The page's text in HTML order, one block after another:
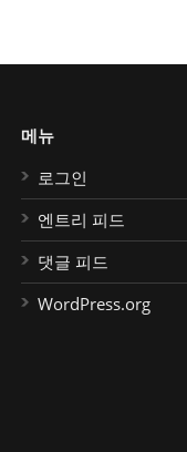
메뉴
로그인
엔트리 피드
댓글 피드
WordPress.org